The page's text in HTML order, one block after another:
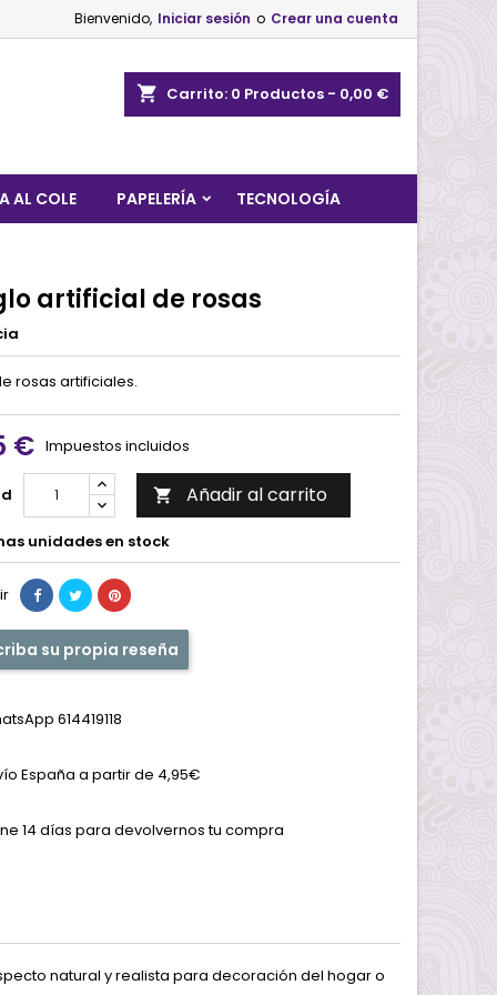
Bienvenido, Iniciar sesión o Crear una cuenta
shopping_cart Carrito: 0 Productos - 0,00 €
AL COLE PAPELERÍA TECNOLOGÍA
artificial de rosas
rosas artificiales.
€ Impuestos incluidos
 Añadir al carrito
unidades en stock
su propia reseña
614419118
España a partir de 4,95€
14 días para devolvernos tu compra
natural y realista para decoración del hogar o